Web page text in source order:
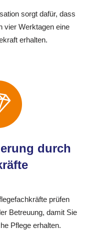
sorgt dafür, dass
vier Werktagen eine
erhalten.
durch
prüfen
Betreuung, damit Sie
Pflege erhalten.